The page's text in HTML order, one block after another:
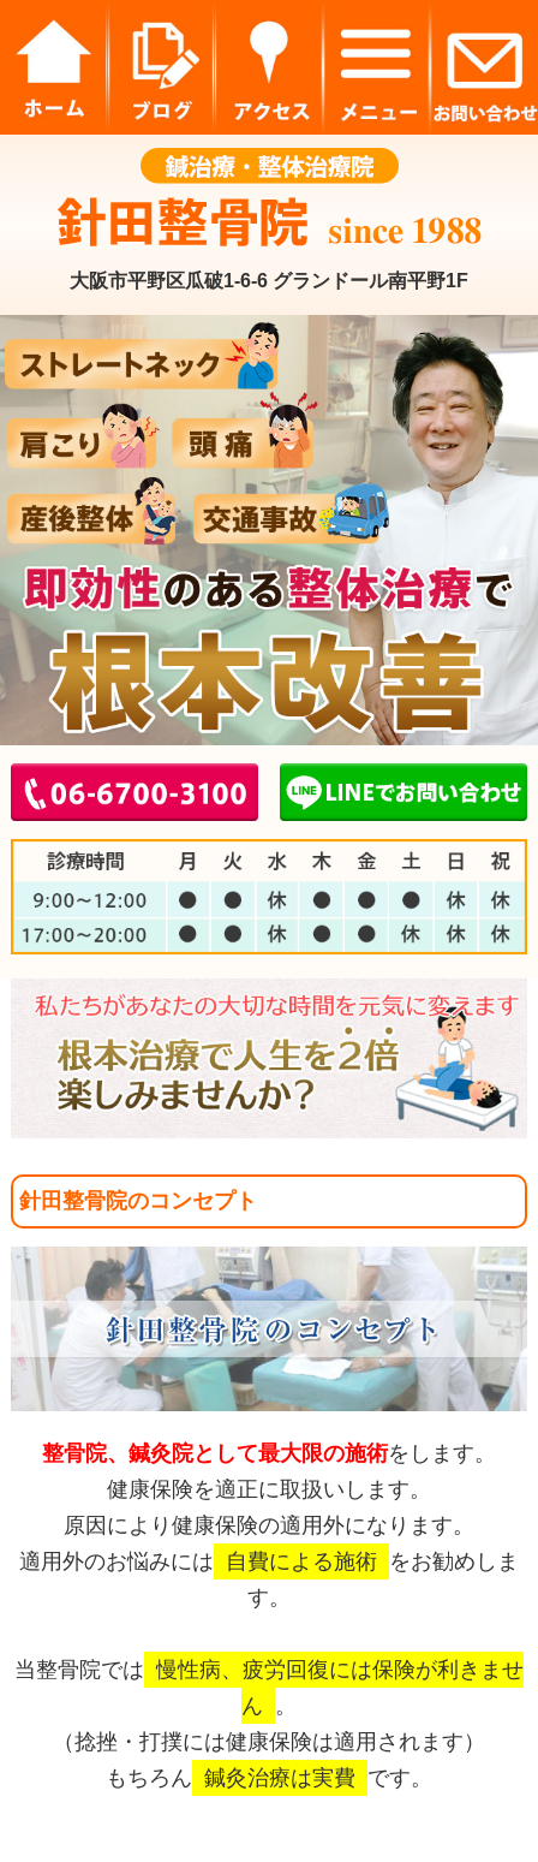
大阪市平野区瓜破1-6-6 グランドール南平野1F
針田整骨院のコンセプト
整骨院、鍼灸院として最大限の施術をします。
健康保険を適正に取扱いします。
原因により健康保険の適用外になります。
適用外のお悩みには
自費による施術 をお勧めしま
す。
当整骨院では 慢性病、疲労回復には保険が利きませ
ん 。
（捻挫・打撲には健康保険は適用されます）
もちろん 鍼灸治療は実費 です。